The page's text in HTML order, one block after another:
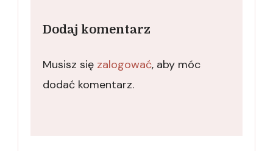
Dodaj komentarz
Musisz się zalogować, aby móc
dodać komentarz.